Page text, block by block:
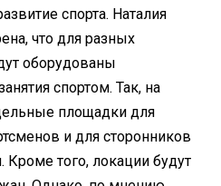
спорта. Наталия
что для разных
оборудованы
спортом. Так, на
площадки для
и для сторонников
Кроме того, локации будут